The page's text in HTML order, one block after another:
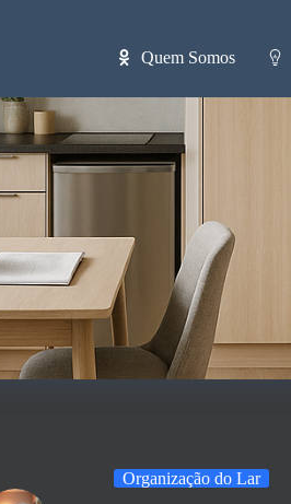
Quem Somos
Organização do Lar